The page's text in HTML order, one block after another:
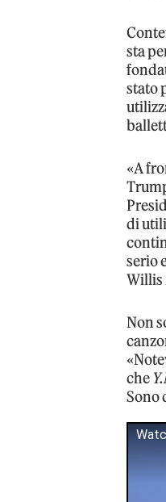
sta
stato
«A
di
serio
Willis
Non
che
Sono